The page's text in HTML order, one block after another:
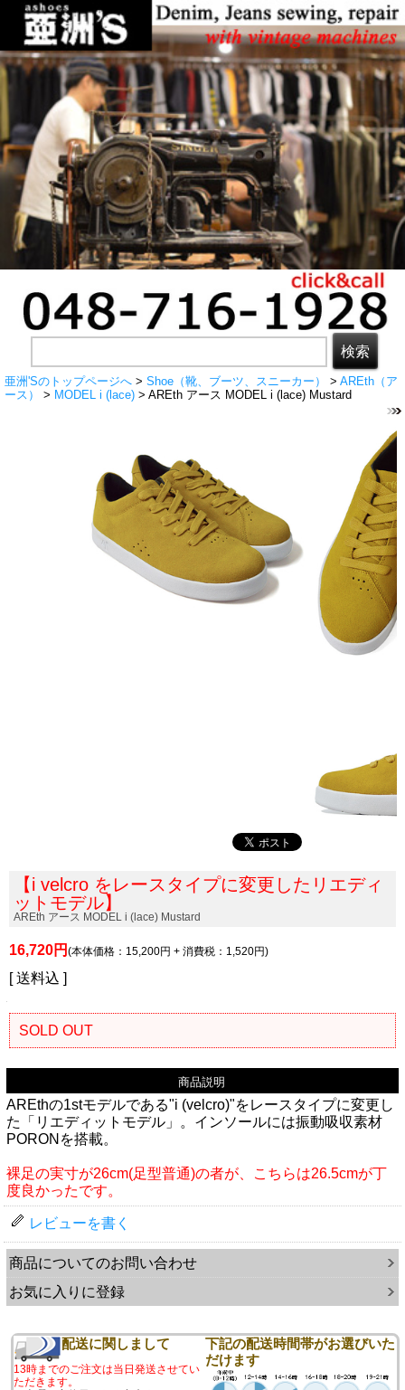
亜洲'Sのトップページへ > Shoe（靴、ブーツ、スニーカー） > AREth（ア
ース）
> MODEL i (lace) > AREth アース MODEL i (lace) Mustard
【i velcro をレースタイプに変更したリエディ
ットモデル】
AREth アース MODEL i (lace) Mustard
16,720円 (本体価格：15,200円 + 消費税：1,520円)
[ 送料込 ]
SOLD OUT
商品説明
AREthの1stモデルである"i (velcro)"をレースタイプに変更し
た「リエディットモデル」。インソールには振動吸収素材
PORONを搭載。
裸足の実寸が26cm(足型普通)の者が、こちらは26.5cmが丁
度良かったです。
レビューを書く
商品についてのお問い合わせ
お気に入りに登録
配送に関しまして
13時までのご注文は当日発送させてい
ただきます。
下記の配送時間帯がお選びいた
だけます